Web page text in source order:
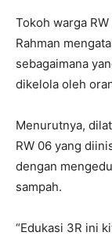
Tokoh warga
Rahman
sebagaimana
dikelola oleh
Menurutnya,
RW 06 yang
dengan
sampah.
“Edukasi 3R ini